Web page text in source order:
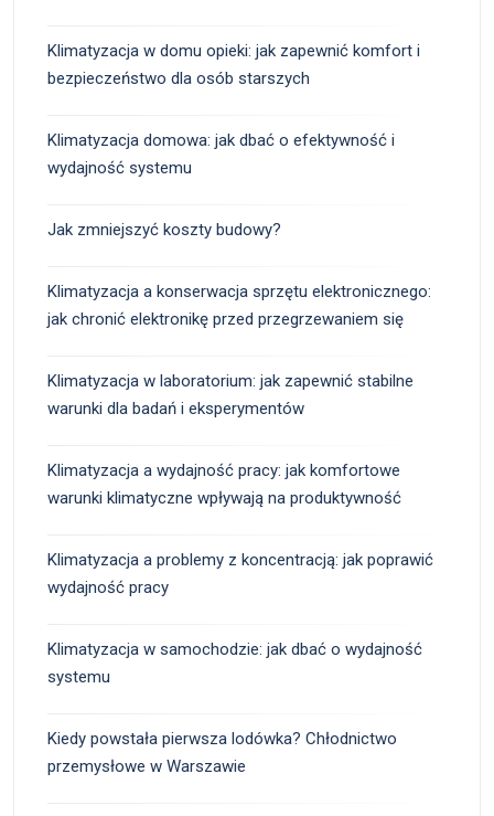
Klimatyzacja w domu opieki: jak zapewnić komfort i
bezpieczeństwo dla osób starszych
Klimatyzacja domowa: jak dbać o efektywność i
wydajność systemu
Jak zmniejszyć koszty budowy?
Klimatyzacja a konserwacja sprzętu elektronicznego:
jak chronić elektronikę przed przegrzewaniem się
Klimatyzacja w laboratorium: jak zapewnić stabilne
warunki dla badań i eksperymentów
Klimatyzacja a wydajność pracy: jak komfortowe
warunki klimatyczne wpływają na produktywność
Klimatyzacja a problemy z koncentracją: jak poprawić
wydajność pracy
Klimatyzacja w samochodzie: jak dbać o wydajność
systemu
Kiedy powstała pierwsza lodówka? Chłodnictwo
przemysłowe w Warszawie